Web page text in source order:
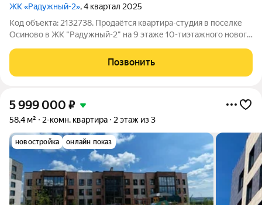
ЖК «Радужный-2», 4 квартал 2025
Код объекта: 2132738. Продаётся квартира-студия в поселке
Осиново в ЖК "Радужный-2" на 9 этаже 10-тиэтажногo нового
квартире: Общая площадь 20.6 м2. Застеклённая лоджия.
Просторная комната
Позвонить
5 999 000 ₽
58,4 м² 2-комн. квартира 2 этаж из 3
новостройка онлайн показ